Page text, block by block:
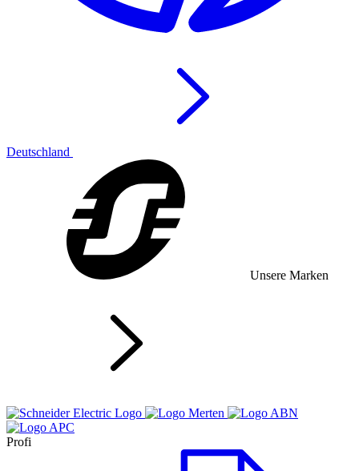
Deutschland
Unsere Marken
Profi